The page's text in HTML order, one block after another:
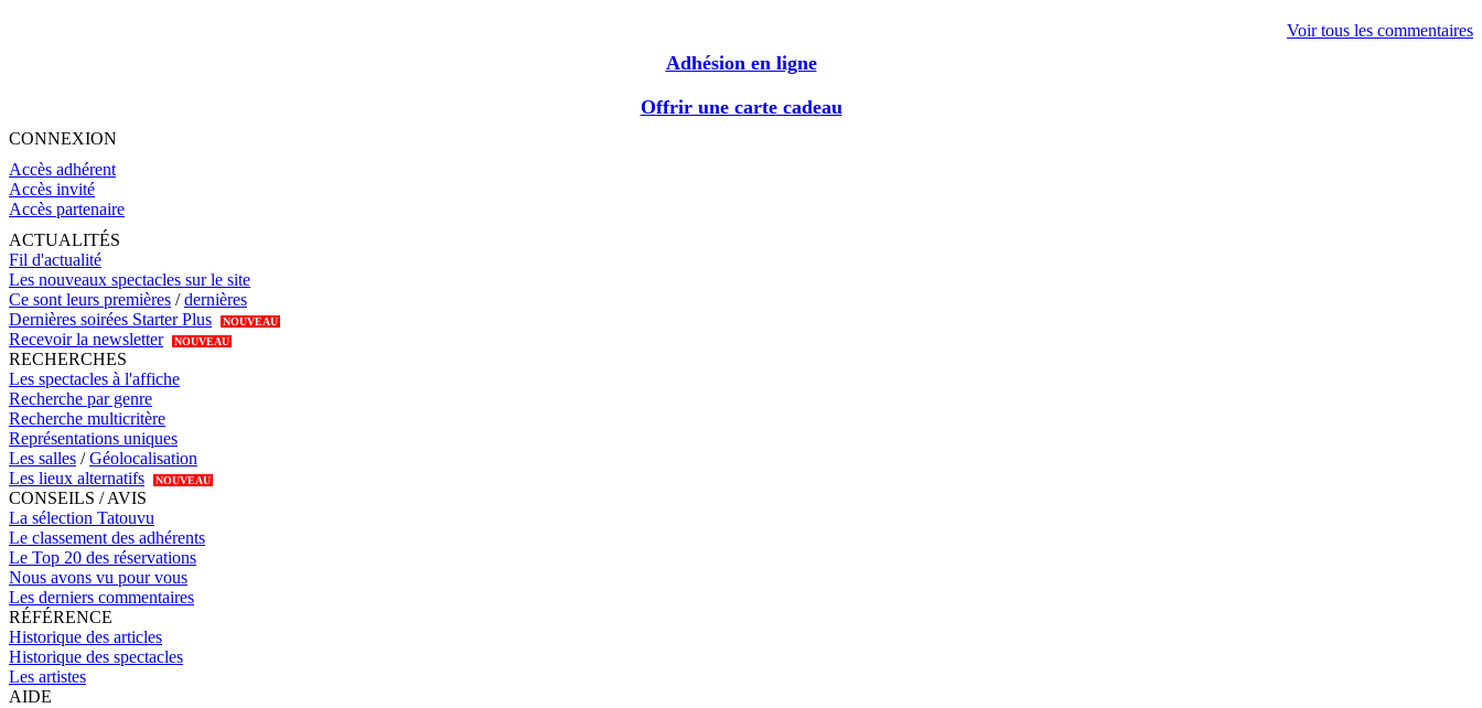
Voir tous les commentaires
Adhésion en ligne
Offrir une carte cadeau
CONNEXION
Accès adhérent
Accès invité
Accès partenaire
ACTUALITÉS
Fil d'actualité
Les nouveaux spectacles sur le site
Ce sont leurs premières /dernières
Dernières soirées Starter Plus
NOUVEAU
Recevoir la newsletter NOUVEAU
RECHERCHES
Les spectacles à l'affiche
Recherche par genre
Recherche multicritère
Représentations uniques
Les salles /Géolocalisation
Les lieux alternatifs
NOUVEAU
CONSEILS / AVIS
La sélection Tatouvu
Le classement des adhérents
Le Top 20 des réservations
Nous avons vu pour vous
Les derniers commentaires
RÉFÉRENCE
Historique des articles
Historique des spectacles
Les artistes
AIDE